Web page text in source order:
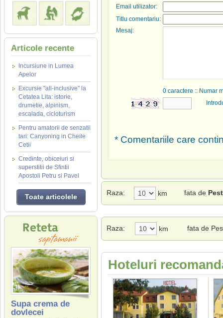
Articole recente
Incursiune in Lumea
Apelor
Excursie "all-inclusive" la
Cetatea Lita: istorie,
drumetie, alpinism,
escalada, cicloturism
Pentru amatorii de senzatii
tari: Canyoning in Cheile
Cetii
Credinte, obiceiuri si
superstitii de Sfintii
Apostoli Petru si Pavel
Toate articolele
Supa crema de
dovlecei
Email utilizator:
Titlu comentariu:
Mesaj:
0 caractere :: Numar
* Comentariile care
Raza: km fata de
Raza: km fata de
Hoteluri